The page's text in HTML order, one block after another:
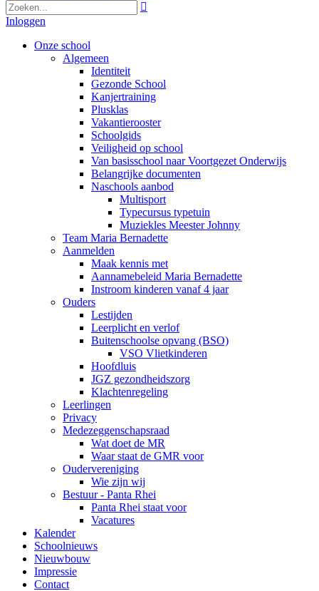

Inloggen
Onze school
Algemeen
Identiteit
Gezonde School
Kanjertraining
Plusklas
Vakantierooster
Schoolgids
Veiligheid op school
Van basisschool naar Voortgezet Onderwijs
Belangrijke documenten
Naschools aanbod
Multisport
Typecursus typetuin
Muziekles Meester Johnny
Team Maria Bernadette
Aanmelden
Maak kennis met
Aannamebeleid Maria Bernadette
Instroom kinderen vanaf 4 jaar
Ouders
Lestijden
Leerplicht en verlof
Buitenschoolse opvang (BSO)
VSO Vlietkinderen
Hoofdluis
JGZ gezondheidszorg
Klachtenregeling
Leerlingen
Privacy
Medezeggenschapsraad
Wat doet de MR
Waar staat de GMR voor
Oudervereniging
Wie zijn wij
Bestuur - Panta Rhei
Panta Rhei staat voor
Vacatures
Kalender
Schoolnieuws
Nieuwbouw
Impressie
Contact